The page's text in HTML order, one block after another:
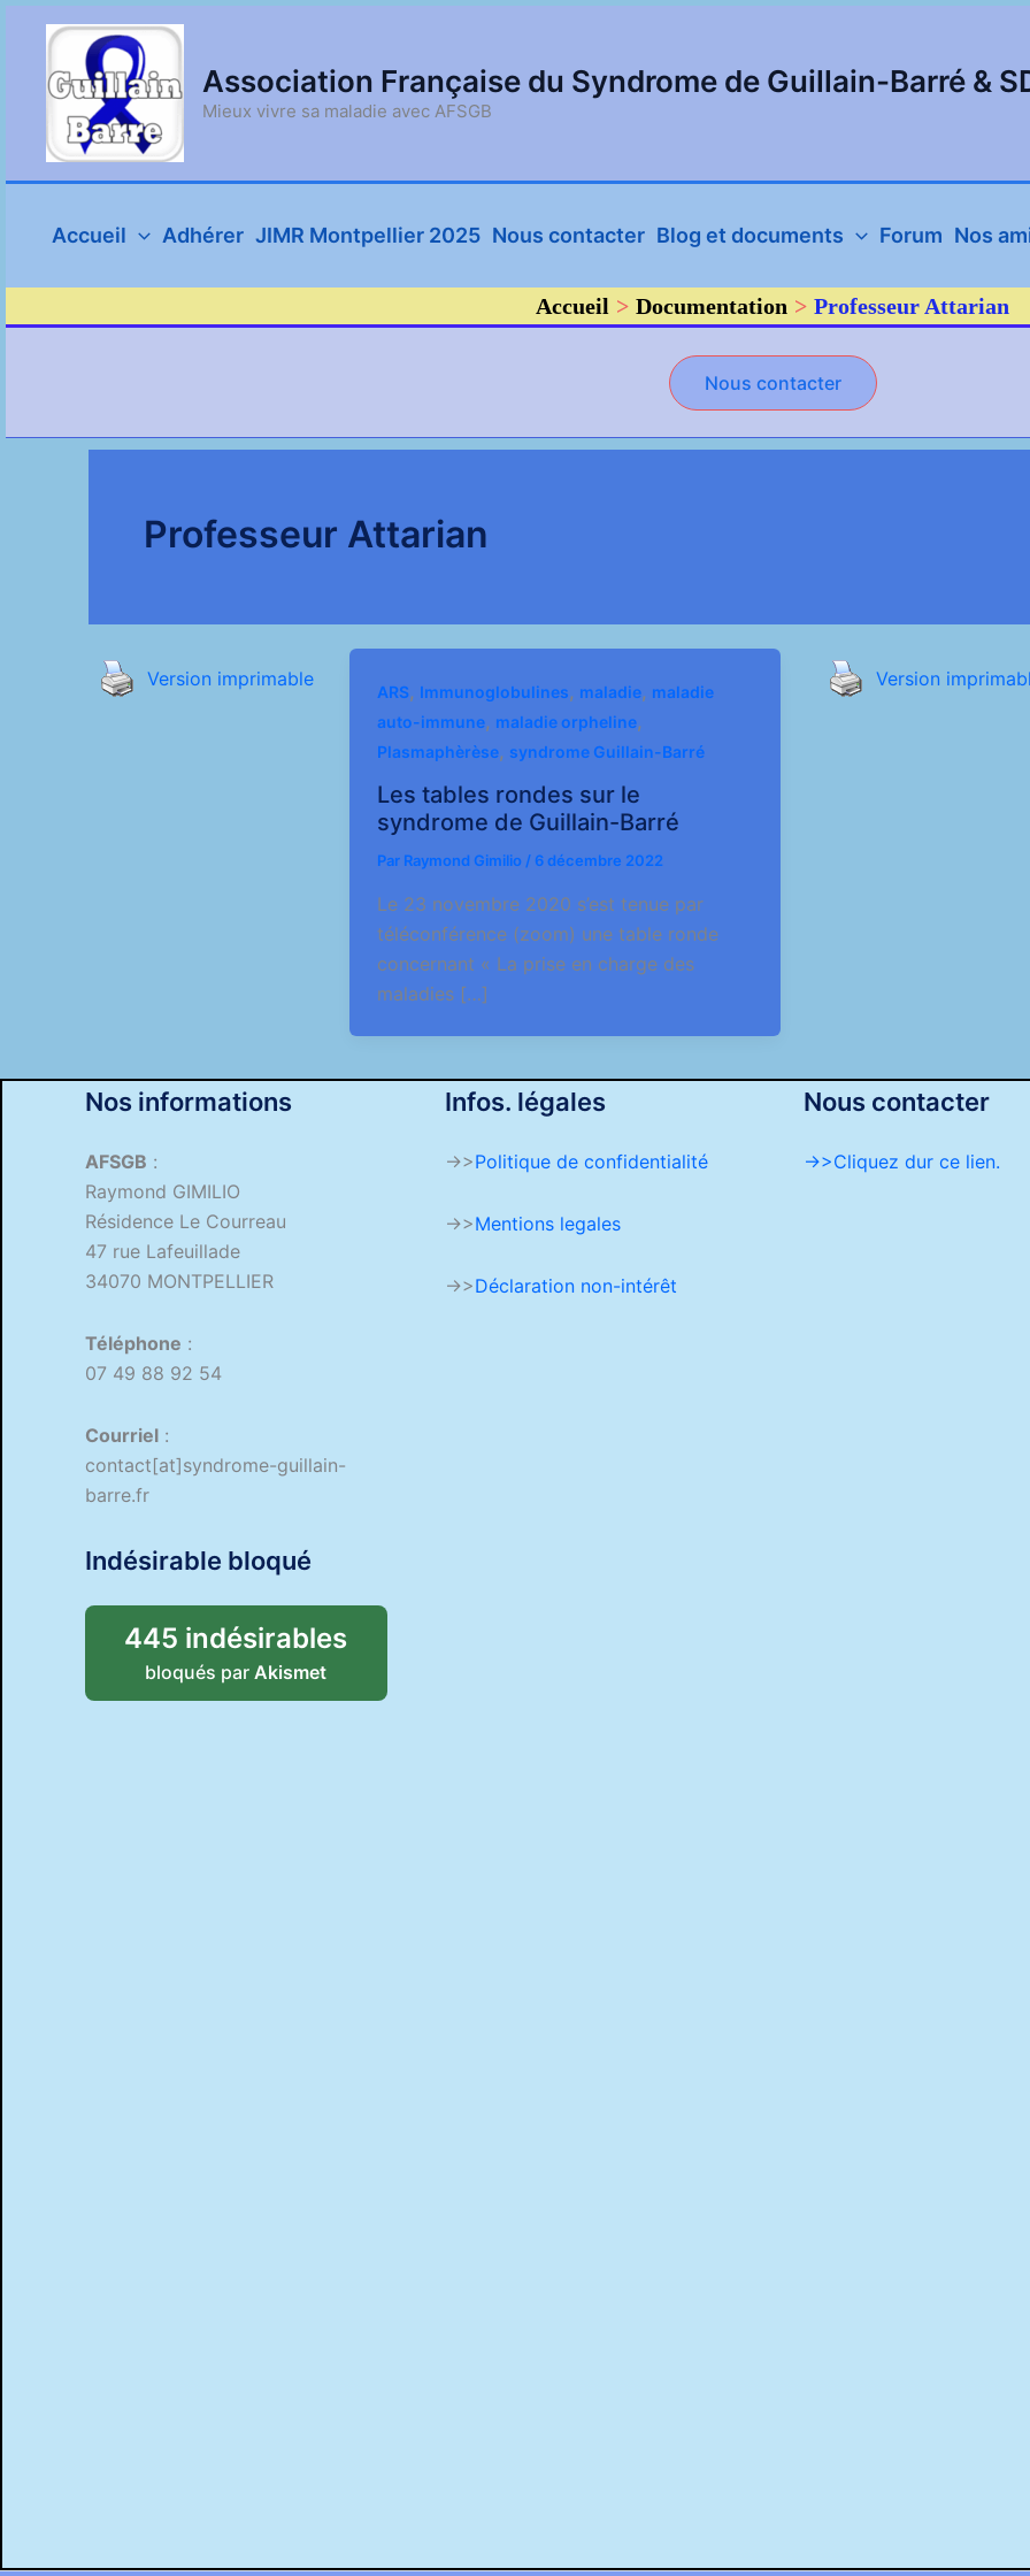
contenu
Association Française du Syndrome de Guillain-Barré &
Mieux vivre sa maladie avec AFSGB
Accueil Adhérer JIMR Montpellier 2025 Nous contacter Blog et documents Forum Nos
Accueil Documentation Professeur Attarian
Nous contacter
Professeur Attarian
Version imprimable
ARS, Immunoglobulines, maladie, maladie
auto-immune, maladie orpheline,
Plasmaphèrèse, syndrome Guillain-Barré
Les tables rondes sur le
syndrome de Guillain-Barré
Par Raymond Gimilio / 6 décembre 2022
Le 23 novembre 2020 s’est tenue par
téléconférence (zoom) une table ronde
concernant « La prise en charge des
maladies […]
Version
Nos informations
AFSGB :
Raymond GIMILIO
Résidence Le Courreau
47 rue Lafeuillade
34070 MONTPELLIER
Téléphone :
07 49 88 92 54
Courriel :
contact[at]syndrome-guillain-
barre.fr
Indésirable bloqué
445 indésirables
bloqués par Akismet
Infos. légales
->>Politique de confidentialité
->>Mentions legales
->>Déclaration non-intérêt
Nous contacter
->>Cliquez dur ce lien.